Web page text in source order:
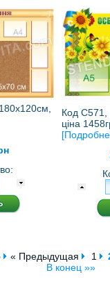
Код С571,
ціна
« Предыдущая 1
В конец »»